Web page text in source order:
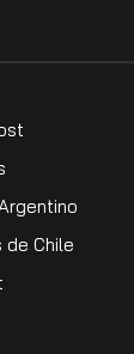
de Chile